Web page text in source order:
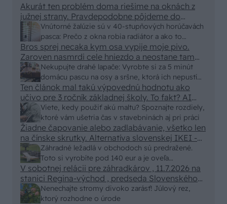
Vnútorné žalúzie sú v 40-stupňových horúčavách
pasca: Prečo z okna robia radiátor a ako to
vyriešiť za pár eur?
Akurát ten problém doma riešime na oknách z
južnej strany. Pravdepodobne pôjdeme do
vonkajšieho tienenia na spôsob markízy
250x150cm. Čínsky predajcovia idú okolo 100
eur kus.
Nekupujte drahé lapače: Vyrobte si za 5 minút
domácu pascu na osy a sršne, ktorá ich nepustí
von
Bros sprej necaka kym osa vypije moje pivo.
Zaroven nasmrdi cele hniezdo a neostane tam
nic zive. Vasa pasca naucinke moc efektivne.
Skor pritiahne slimaky
Viete, kedy použiť akú maltu? Spoznajte rozdiely,
ktoré vám ušetria čas v stavebninách aj pri práci
Ten článok mal takú výpovednú hodnotu ako
učivo pre 3 ročník základnej školy. To fakt? AI
alebo nejaka kniha z VŠ? Dnešné rychlotvrdnuce
malty - pevnosť 40 Mpa a doba schnutia tak 15
minut , k tomu vodotesné s kryštálikou. A rozdiel
- schnutie a zretie. Nič?
Záhradné ležadlá v obchodoch sú predražené.
Toto si vyrobíte pod 140 eur a je oveľa
pohodlnejšie!
Žiadne čapovanie alebo zadlabávanie, všetko len
na čínske skrutky. Alternatíva slovenskej IKEI -
čo sa týka pevnosti. Autor si nedal veľa námahy s
remeselným spracovaním, škoda. No lepšie než
ten odpad z DTD predávaný v Kauflande alebo
Lídli.
Nenechajte stromy divoko zarásť! Júlový rez,
ktorý rozhodne o úrode
V sobotnej relácii pre záhradkárov , 11.7.2026 na
stanici Regina-východ , predseda Slovenského
zväzu záhradkárov pán Jakubech tvrdil, že to, že
vlky sú neproduktívne , nie je pravda. Aj vlky je